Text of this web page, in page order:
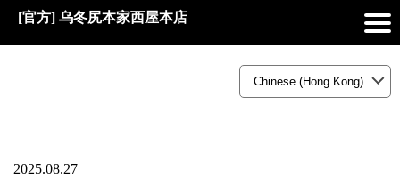
[官方] 乌冬尻本家西屋本店
2025.08.27